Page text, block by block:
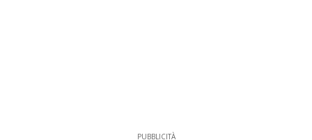
PUBBLICITÀ